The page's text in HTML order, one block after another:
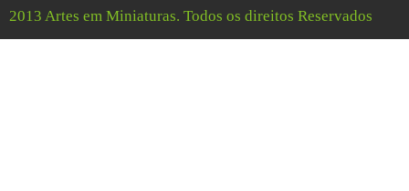
2013 Artes em Miniaturas. Todos os direitos Reservados